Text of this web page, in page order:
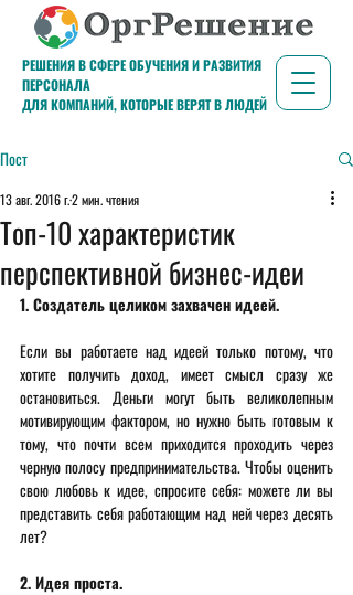
РЕШЕНИЯ В СФЕРЕ ОБУЧЕНИЯ И РАЗВИТИЯ
ПЕРСОНАЛА
ДЛЯ КОМПАНИЙ, КОТОРЫЕ ВЕРЯТ В ЛЮДЕЙ
Пост
Топ-10 характеристик
перспективной бизнес-идеи
13 авг. 2016 г.2 мин. чтения
1. Создатель целиком захвачен идеей.
Если вы работаете над идеей только потому, что
хотите получить доход, имеет смысл сразу же
остановиться. Деньги могут быть великолепным
мотивирующим фактором, но нужно быть готовым к
тому, что почти всем приходится проходить через
черную полосу предпринимательства. Чтобы оценить
свою любовь к идее, спросите себя: можете ли вы
представить себя работающим над ней через десять
лет?
2. Идея проста.